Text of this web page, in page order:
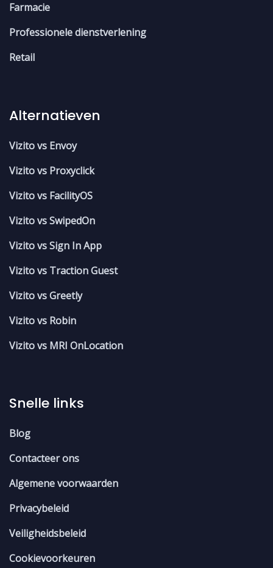
Farmacie
Professionele dienstverlening
Retail
Alternatieven
Vizito vs Envoy
Vizito vs Proxyclick
Vizito vs FacilityOS
Vizito vs SwipedOn
Vizito vs Sign In App
Vizito vs Traction Guest
Vizito vs Greetly
Vizito vs Robin
Vizito vs MRI OnLocation
Snelle links
Blog
Contacteer ons
Algemene voorwaarden
Privacybeleid
Veiligheidsbeleid
Cookievoorkeuren